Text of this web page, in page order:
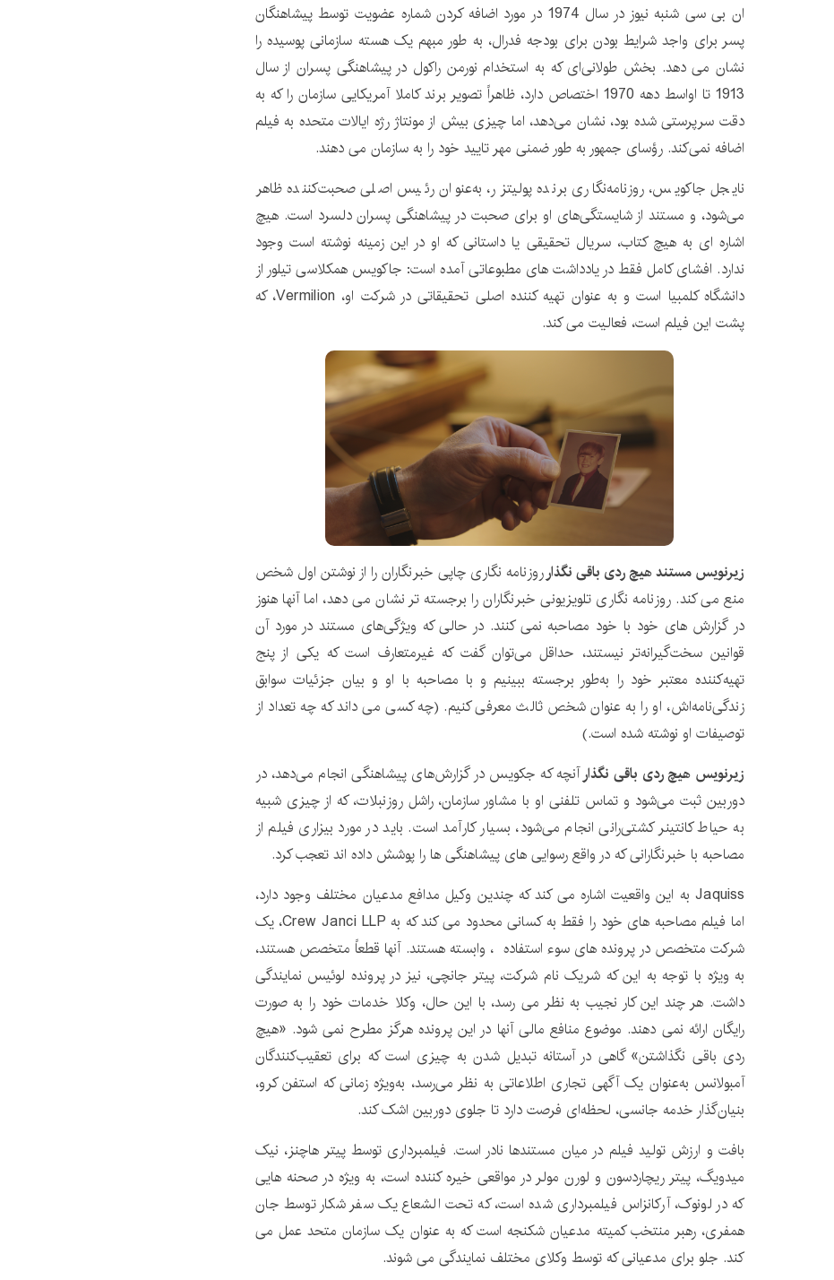
ان بی سی شنبه نیوز در سال 1974 در مورد اضافه کردن شماره عضویت توسط پیشاهنگان
پسر برای واجد شرایط بودن برای بودجه فدرال، به طور مبهم یک هسته سازمانی پوسیده را
نشان می دهد. بخش طولانی‌ای که به استخدام نورمن راکول در پیشاهنگی پسران از سال
1913 تا اواسط دهه 1970 اختصاص دارد، ظاهراً تصویر برند کاملا آمریکایی سازمان را که به
دقت سرپرستی شده بود، نشان می‌دهد، اما چیزی بیش از مونتاژ رژه ایالات متحده به فیلم
اضافه نمی‌کند. رؤسای جمهور به طور ضمنی مهر تایید خود را به سازمان می دهند.
نایجل جاکویس، روزنامه‌نگاری برنده پولیتزر، به‌عنوان رئیس اصلی صحبت‌کننده ظاهر
می‌شود، و مستند از شایستگی‌های او برای صحبت در پیشاهنگی پسران دلسرد است. هیچ
اشاره ای به هیچ کتاب، سریال تحقیقی یا داستانی که او در این زمینه نوشته است وجود
ندارد. افشای کامل فقط در یادداشت های مطبوعاتی آمده است: جاکویس همکلاسی تیلور از
دانشگاه کلمبیا است و به عنوان تهیه کننده اصلی تحقیقاتی در شرکت او، Vermilion، که
پشت این فیلم است، فعالیت می کند.
زیرنویس مستند هیچ ردی باقی نگذارروزنامه نگاری چاپی خبرنگاران را از نوشتن اول شخص
منع می کند. روزنامه نگاری تلویزیونی خبرنگاران را برجسته تر نشان می دهد، اما آنها هنوز
در گزارش های خود با خود مصاحبه نمی کنند. در حالی که ویژگی‌های مستند در مورد آن
قوانین سخت‌گیرانه‌تر نیستند، حداقل می‌توان گفت که غیرمتعارف است که یکی از پنج
تهیه‌کننده معتبر خود را به‌طور برجسته ببینیم و با مصاحبه با او و بیان جزئیات سوابق
زندگی‌نامه‌اش، او را به عنوان شخص ثالث معرفی کنیم. (چه کسی می داند که چه تعداد از
توصیفات او نوشته شده است.)
زیرنویس هیچ ردی باقی نگذارآنچه که جکویس در گزارش‌های پیشاهنگی انجام می‌دهد، در
دوربین ثبت می‌شود و تماس تلفنی او با مشاور سازمان، راشل روزنبلات، که از چیزی شبیه
به حیاط کانتینر کشتی‌رانی انجام می‌شود، بسیار کارآمد است. باید در مورد بیزاری فیلم از
مصاحبه با خبرنگارانی که در واقع رسوایی های پیشاهنگی ها را پوشش داده اند تعجب کرد.
Jaquiss به این واقعیت اشاره می کند که چندین وکیل مدافع مدعیان مختلف وجود دارد،
اما فیلم مصاحبه های خود را فقط به کسانی محدود می کند که به Crew Janci LLP، یک
شرکت متخصص در پرونده های سوء استفاده ، وابسته هستند. آنها قطعاً متخصص هستند،
به ویژه با توجه به این که شریک نام شرکت، پیتر جانچی، نیز در پرونده لوئیس نمایندگی
داشت. هر چند این کار نجیب به نظر می رسد، با این حال، وکلا خدمات خود را به صورت
رایگان ارائه نمی دهند. موضوع منافع مالی آنها در این پرونده هرگز مطرح نمی شود. «هیچ
ردی باقی نگذاشتن» گاهی در آستانه تبدیل شدن به چیزی است که برای تعقیب‌کنندگان
آمبولانس به‌عنوان یک آگهی تجاری اطلاعاتی به نظر می‌رسد، به‌ویژه زمانی که استفن کرو،
بنیان‌گذار خدمه جانسی، لحظه‌ای فرصت دارد تا جلوی دوربین اشک کند.
بافت و ارزش تولید فیلم در میان مستندها نادر است. فیلمبرداری توسط پیتر هاچنز، نیک
میدویگ، پیتر ریچاردسون و لورن مولر در مواقعی خیره کننده است، به ویژه در صحنه هایی
که در لونوک، آرکانزاس فیلمبرداری شده است، که تحت الشعاع یک سفر شکار توسط جان
همفری، رهبر منتخب کمیته مدعیان شکنجه است که به عنوان یک سازمان متحد عمل می
کند. جلو برای مدعیانی که توسط وکلای مختلف نمایندگی می شوند.